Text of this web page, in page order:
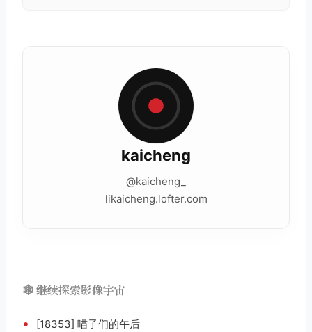
kaicheng
@kaicheng_
likaicheng.lofter.com
🕸️ 继续探索影像宇宙
• [18353] 喵子们的午后